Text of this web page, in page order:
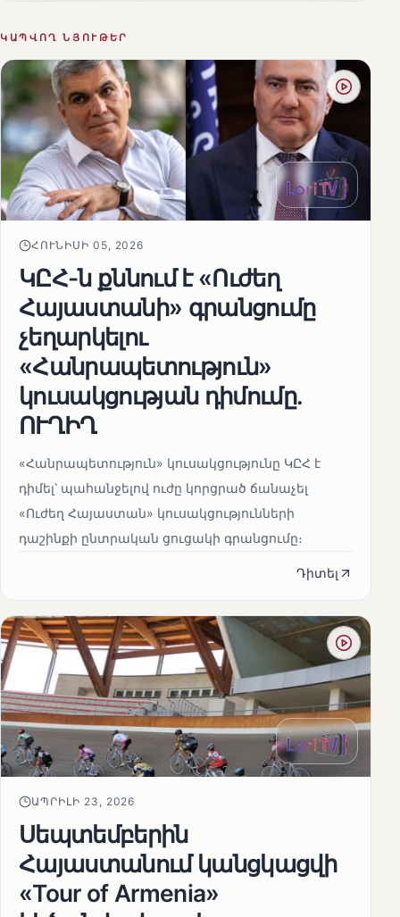
ԿԱՊՎՈՂ ՆՅՈՒԹԵՐ
ՀՈՒՆԻՍԻ 05, 2026
ԿԸՀ-ն քննում է «Ուժեղ
Հայաստանի» գրանցումը
չեղարկելու
«Հանրապետություն»
կուսակցության դիմումը.
ՈՒՂԻՂ
«Հանրապետություն» կուսակցությունը ԿԸՀ է
դիմել՝ պահանջելով ուժը կորցրած ճանաչել
«Ուժեղ Հայաստան» կուսակցությունների
դաշինքի ընտրական ցուցակի գրանցումը։
Դիտել
ԱՊՐԻԼԻ 23, 2026
Սեպտեմբերին
Հայաստանում կանցկացվի
«Tour of Armenia»